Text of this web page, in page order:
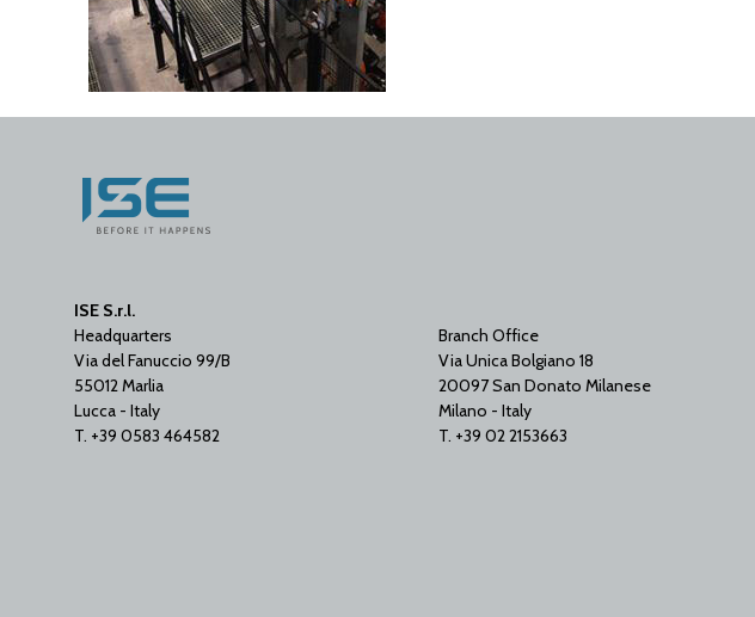
ISE S.r.l.
Headquarters
Via del Fanuccio 99/B
55012 Marlia
Lucca - Italy
T. +39 0583 464582
Branch Office
Via Unica Bolgiano 18
20097 San Donato Milanese
Milano - Italy
T. +39 02 2153663